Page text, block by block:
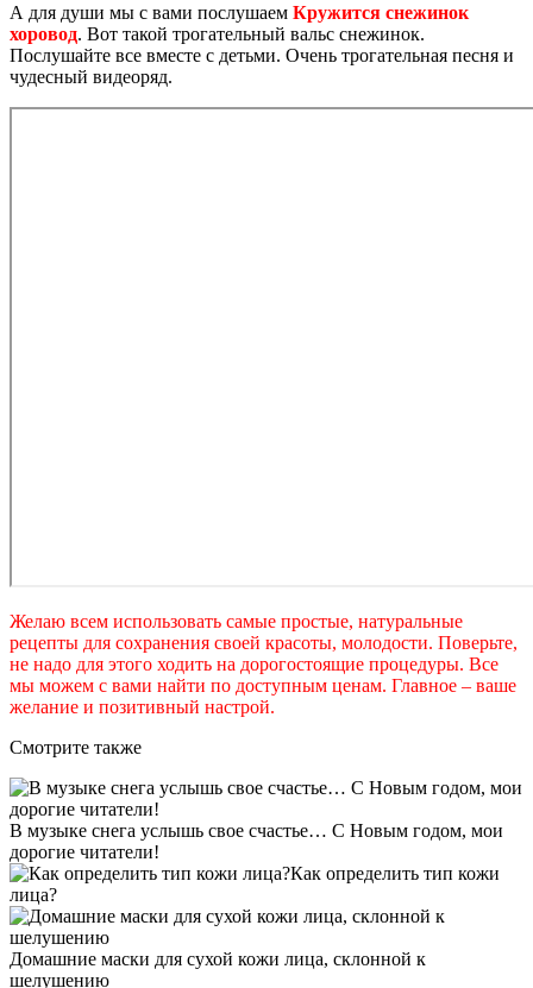
А для души мы с вами послушаем Кружится снежинок
хоровод. Вот такой трогательный вальс снежинок.
Послушайте все вместе с детьми. Очень трогательная песня и
чудесный видеоряд.
Желаю всем использовать самые простые, натуральные
рецепты для сохранения своей красоты, молодости. Поверьте,
не надо для этого ходить на дорогостоящие процедуры. Все
мы можем с вами найти по доступным ценам. Главное – ваше
желание и позитивный настрой.
Смотрите также
В музыке снега услышь свое счастье… С Новым годом, мои
дорогие читатели!
Как определить тип кожи
лица?
Домашние маски для сухой кожи лица, склонной к
шелушению